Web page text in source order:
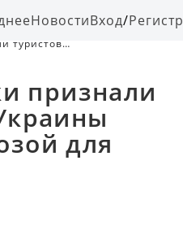
НовостиВход/
туристов
признали
для